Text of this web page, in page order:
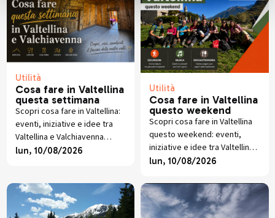
Utilità
Cosa fare in Valtellina
questa settimana
Scopri cosa fare in Valtellina:
eventi, iniziative e idee tra
Valtellina e Valchiavenna
aggiornate durante l’anno.
lun, 10/08/2026
Utilità
Cosa fare in Valtellina
questo weekend
Scopri cosa fare in Valtellina
questo weekend: eventi,
iniziative e idee tra Valtellina
e Valchiavenna aggiornate
lun, 10/08/2026